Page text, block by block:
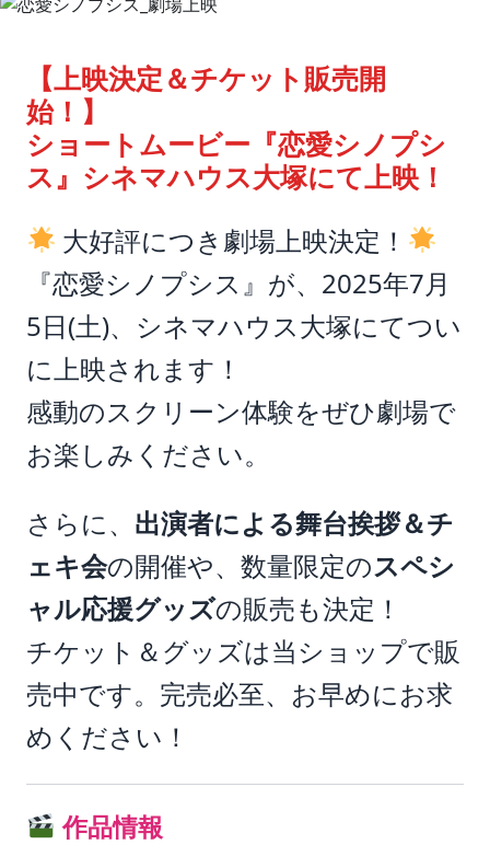
【上映決定＆チケット販売開
始！】
ショートムービー『恋愛シノプシ
ス』シネマハウス大塚にて上映！
大好評につき劇場上映決定！
『恋愛シノプシス』が、2025年7月
5日(土)、シネマハウス大塚にてつい
に上映されます！
感動のスクリーン体験をぜひ劇場で
お楽しみください。
さらに、 出演者による舞台挨拶＆チ
ェキ会の開催や、数量限定のスペシ
ャル応援グッズの販売も決定！
チケット＆グッズは当ショップで販
売中です。完売必至、お早めにお求
めください！
作品情報